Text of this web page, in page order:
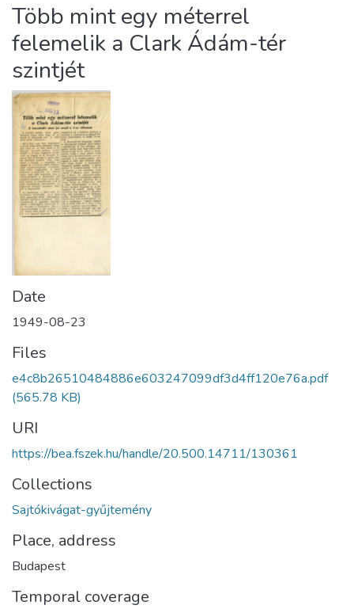
About us
Több mint egy méterrel
felemelik a Clark Ádám-tér
szintjét
Date
1949-08-23
Files
e4c8b26510484886e603247099df3d4ff120e76a.pdf
(565.78 KB)
URI
https://bea.fszek.hu/handle/20.500.14711/130361
Collections
Sajtókivágat-gyűjtemény
Place, address
Budapest
Temporal coverage